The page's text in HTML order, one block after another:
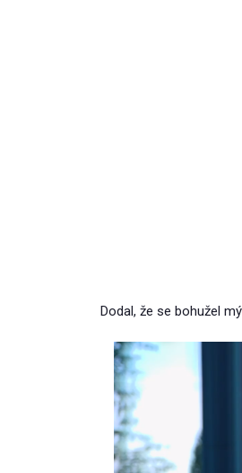
Dodal, že se bohužel